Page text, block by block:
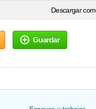
Descargar
Guardar